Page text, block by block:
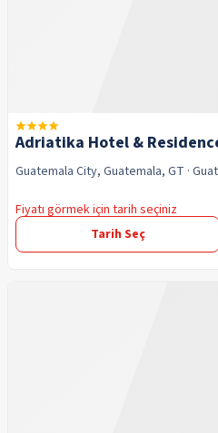
Adriatika Hotel &
Guatemala City, Guatemala, GT ·
Fiyatı görmek için tarih seçiniz
Tarih Seç